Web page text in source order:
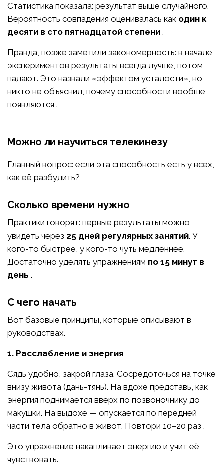
Статистика показала: результат выше случайного.
Вероятность совпадения оценивалась как один к
десяти в сто пятнадцатой степени .
Правда, позже заметили закономерность: в начале
экспериментов результаты всегда лучше, потом
падают. Это назвали «эффектом усталости», но
никто не объяснил, почему способности вообще
появляются .
Можно ли научиться телекинезу
Главный вопрос: если эта способность есть у всех,
как её разбудить?
Сколько времени нужно
Практики говорят: первые результаты можно
увидеть через 25 дней регулярных занятий. У
кого-то быстрее, у кого-то чуть медленнее.
Достаточно уделять упражнениям по 15 минут в
день .
С чего начать
Вот базовые принципы, которые описывают в
руководствах.
1. Расслабление и энергия
Сядь удобно, закрой глаза. Сосредоточься на точке
внизу живота (дань-тянь). На вдохе представь, как
энергия поднимается вверх по позвоночнику до
макушки. На выдохе — опускается по передней
части тела обратно в живот. Повтори 10–20 раз .
Это упражнение накапливает энергию и учит её
чувствовать.